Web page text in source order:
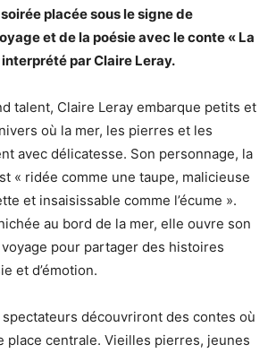
placée sous le signe de
et de la poésie avec le conte « La
interprété par Claire Leray.
talent, Claire Leray embarque petits et
où la mer, les pierres et les
avec délicatesse. Son personnage, la
« ridée comme une taupe, malicieuse
et insaisissable comme l’écume ».
au bord de la mer, elle ouvre son
pour partager des histoires
et d’émotion.
découvriront des contes où
place centrale. Vieilles pierres, jeunes